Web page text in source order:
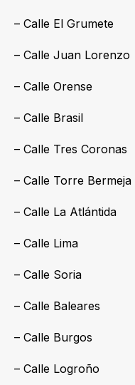
– Calle El Grumete
– Calle Juan Lorenzo
– Calle Orense
– Calle Brasil
– Calle Tres Coronas
– Calle Torre Bermeja
– Calle La Atlántida
– Calle Lima
– Calle Soria
– Calle Baleares
– Calle Burgos
– Calle Logroño